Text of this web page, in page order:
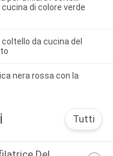
di colore verde
da cucina del
nera rossa con la
Tutti